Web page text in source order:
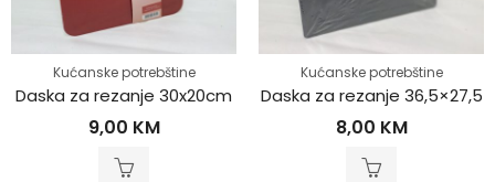
Kućanske potrebštine
Daska za rezanje 30x20cm
9,00 KM
Kućanske potrebštine
Daska za rezanje 36,5×27,5
8,00 KM